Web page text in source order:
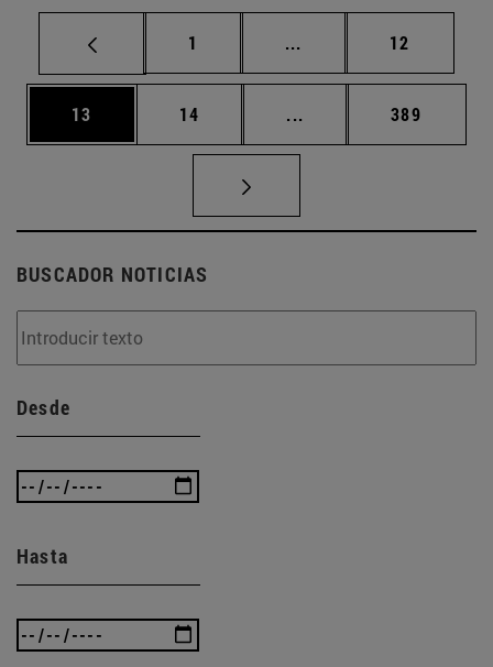
Página
1 ... Páginas intermedias
Página
12
Página
13 Página
14 ... Páginas intermedias
Página
389
BUSCADOR NOTICIAS
Desde
Hasta